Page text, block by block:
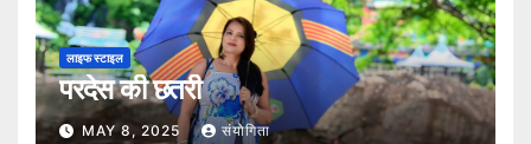
लाइफ स्टाइल
परदेस की छतरी
MAY 8, 2025 संयोगिता